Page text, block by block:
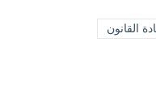
القانون